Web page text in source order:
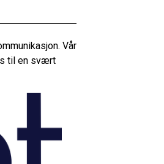
Vår
til en svært